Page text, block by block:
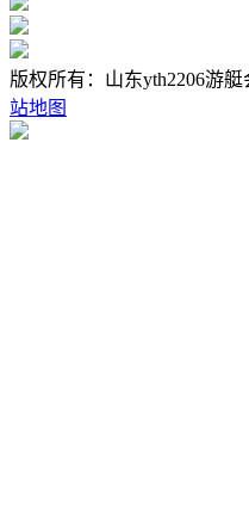
版权所有：山东yth2206游
站地图